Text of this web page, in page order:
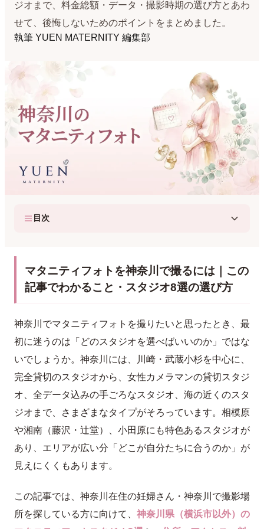
ジオまで、料金総額・データ・撮影時期の選び方とあわ
せて、後悔しないためのポイントをまとめました。
執筆 YUEN MATERNITY 編集部
目次
マタニティフォトを神奈川で撮るには｜この
記事でわかること・スタジオ8選の選び方
神奈川でマタニティフォトを撮りたいと思ったとき、最
初に迷うのは「どのスタジオを選べばいいのか」ではな
いでしょうか。神奈川には、川崎・武蔵小杉を中心に、
完全貸切のスタジオから、女性カメラマンの貸切スタジ
オ、全データ込みの手ごろなスタジオ、海の近くのスタ
ジオまで、さまざまなタイプがそろっています。相模原
や湘南（藤沢・辻堂）、小田原にも特色あるスタジオが
あり、エリアが広い分「どこが自分たちに合うのか」が
見えにくくもあります。
この記事では、神奈川在住の妊婦さん・神奈川で撮影場
所を探している方に向けて、 神奈川県（横浜市以外）の